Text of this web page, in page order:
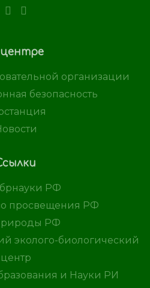
организации
безопасность
РФ
просвещения РФ
РФ
эколого-биологический
центр
и Науки РИ